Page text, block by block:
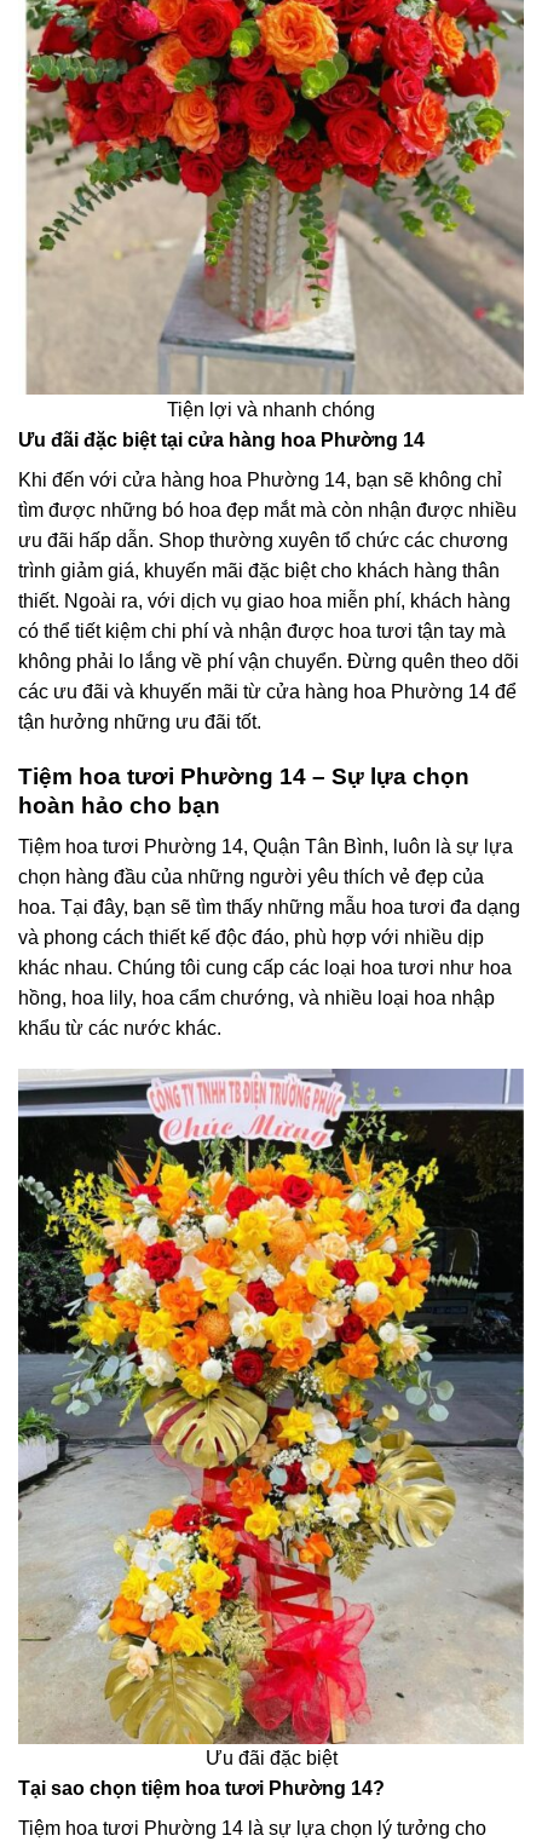
Tiện lợi và nhanh chóng
Ưu đãi đặc biệt tại cửa hàng hoa Phường 14
Khi đến với cửa hàng hoa Phường 14, bạn sẽ không chỉ
tìm được những bó hoa đẹp mắt mà còn nhận được nhiều
ưu đãi hấp dẫn. Shop thường xuyên tổ chức các chương
trình giảm giá, khuyến mãi đặc biệt cho khách hàng thân
thiết. Ngoài ra, với dịch vụ giao hoa miễn phí, khách hàng
có thể tiết kiệm chi phí và nhận được hoa tươi tận tay mà
không phải lo lắng về phí vận chuyển. Đừng quên theo dõi
các ưu đãi và khuyến mãi từ cửa hàng hoa Phường 14 để
tận hưởng những ưu đãi tốt.
Tiệm hoa tươi Phường 14 – Sự lựa chọn
hoàn hảo cho bạn
Tiệm hoa tươi Phường 14, Quận Tân Bình, luôn là sự lựa
chọn hàng đầu của những người yêu thích vẻ đẹp của
hoa. Tại đây, bạn sẽ tìm thấy những mẫu hoa tươi đa dạng
và phong cách thiết kế độc đáo, phù hợp với nhiều dịp
khác nhau. Chúng tôi cung cấp các loại hoa tươi như hoa
hồng, hoa lily, hoa cẩm chướng, và nhiều loại hoa nhập
khẩu từ các nước khác.
Ưu đãi đặc biệt
Tại sao chọn tiệm hoa tươi Phường 14?
Tiệm hoa tươi Phường 14 là sự lựa chọn lý tưởng cho